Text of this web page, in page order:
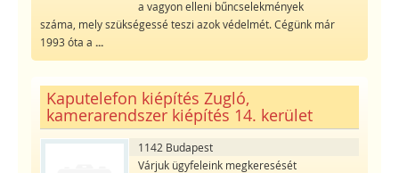
a vagyon elleni bűncselekmények
száma, mely szükségessé teszi azok védelmét. Cégünk már
1993 óta a ...
Kaputelefon kiépítés Zugló,
kamerarendszer kiépítés 14. kerület
1142 Budapest
Várjuk ügyfeleink megkeresését